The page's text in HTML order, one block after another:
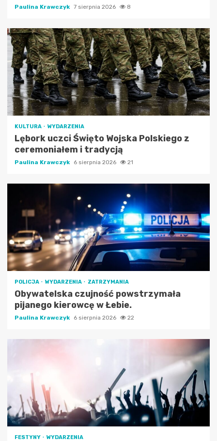
Paulina Krawczyk 7 sierpnia 2026 8
KULTURA WYDARZENIA
Lębork uczci Święto Wojska Polskiego z
ceremoniałem i tradycją
Paulina Krawczyk 6 sierpnia 2026 21
POLICJA WYDARZENIA ZATRZYMANIA
Obywatelska czujność powstrzymała
pijanego kierowcę w Łebie.
Paulina Krawczyk 6 sierpnia 2026 22
FESTYNY WYDARZENIA